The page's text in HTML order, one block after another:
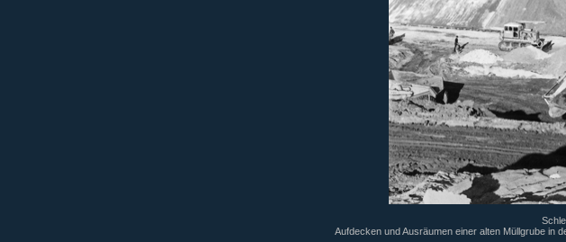
Aufdecken und Ausräumen einer alten Müllgrube in